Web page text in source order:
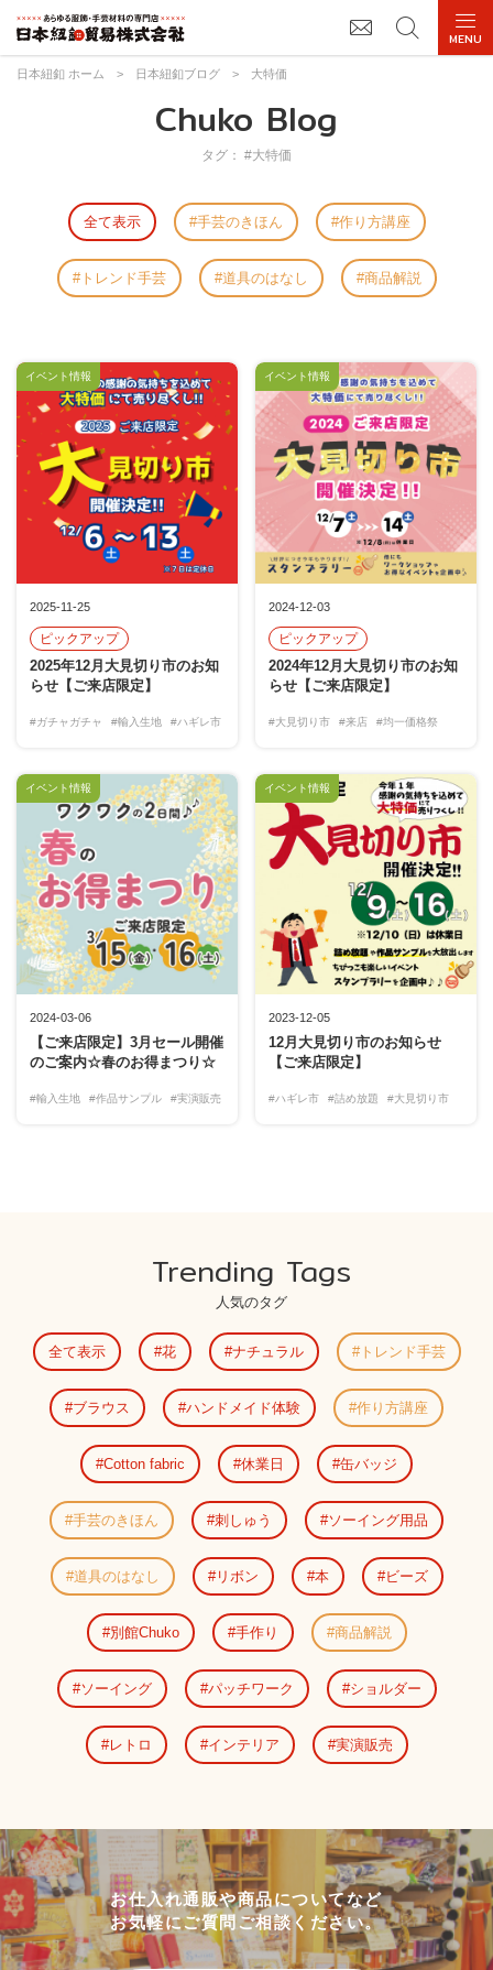
日本紐釦 ホーム > 日本紐釦ブログ > 大特価
Chuko Blog
タグ： #大特価
全て表示 手芸のきほん 作り方講座
トレンド手芸 道具のはなし 商品解説
2025-11-25
ピックアップ
2025年12月大見切り市のお知
らせ【ご来店限定】
#ガチャガチャ #輸入生地 #ハギレ市
イベント情報
2024-12-03
ピックアップ
2024年12月大見切り市のお知
らせ【ご来店限定】
#大見切り市 #来店 #均一価格祭
イベント情報
2024-03-06
【ご来店限定】3月セール開催
のご案内☆春のお得まつり☆
#輸入生地 #作品サンプル #実演販売
イベント情報
2023-12-05
12月大見切り市のお知らせ
【ご来店限定】
#ハギレ市 #詰め放題 #大見切り市
イベント情報
Trending Tags
人気のタグ
全て表示 花 ナチュラル トレンド手芸
ブラウス ハンドメイド体験 作り方講座
Cotton fabric 休業日 缶バッジ
手芸のきほん 刺しゅう ソーイング用品
道具のはなし リボン 本 ビーズ
別館Chuko 手作り 商品解説
ソーイング パッチワーク ショルダー
レトロ インテリア 実演販売
お仕入れ通販や商品についてなど
お気軽にご質問ご相談ください。